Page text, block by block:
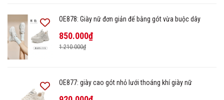
OE878: Giày nữ đơn giản đế bằng gót vừa buộc dây
850.000₫
1.210.000₫
OE877: giày cao gót nhỏ lưới thoáng khí giày nữ